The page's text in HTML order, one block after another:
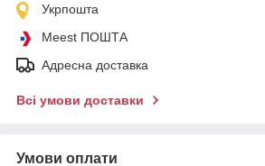
Укрпошта
Meest ПОШТА
Адресна доставка
Всі умови доставки
Умови оплати